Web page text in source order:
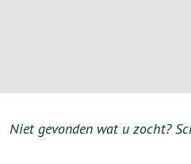
Niet gevonden wat u zocht?